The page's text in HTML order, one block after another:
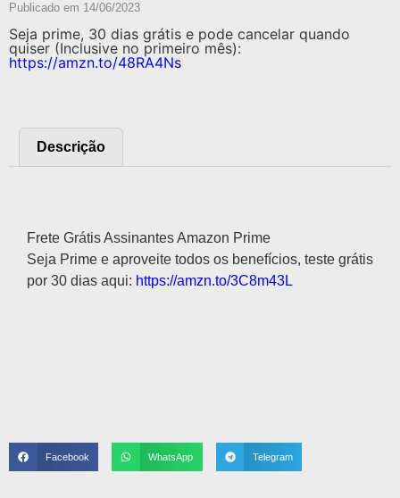
Publicado em 14/06/2023
Seja prime, 30 dias grátis e pode cancelar quando
quiser (Inclusive no primeiro mês):
https://amzn.to/48RA4Ns
Descrição
Frete Grátis Assinantes Amazon Prime
Seja Prime e aproveite todos os benefícios, teste grátis
por 30 dias aqui: https://amzn.to/3C8m43L
Facebook WhatsApp Telegram